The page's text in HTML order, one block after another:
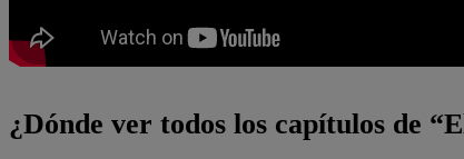
¿Dónde ver todos los capítulos de